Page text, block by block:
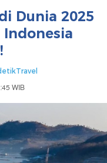
Dunia 2025
Indonesia
WIB